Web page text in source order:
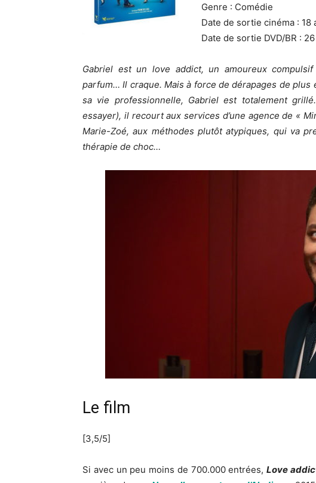
Genre : Comédie
Date de sortie cinéma : 18
Date de sortie DVD/BR :
Gabriel est un love addict, un amoureux
parfum… Il craque. Mais à force de dérapages de
sa vie professionnelle, Gabriel est totalement
essayer), il recourt aux services d’une agence de «
Marie-Zoé, aux méthodes plutôt atypiques, qui va
thérapie de choc…
Le film
[3,5/5]
Si avec un peu moins de 700.000 entrées,Love